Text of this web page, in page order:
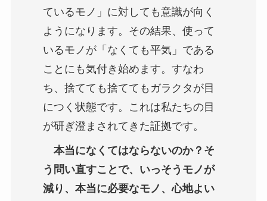
ているモノ」に対しても意識が向く
ようになります。その結果、使って
いるモノが「なくても平気」である
ことにも気付き始めます。すなわ
ち、捨てても捨ててもガラクタが目
につく状態です。これは私たちの目
が研ぎ澄まされてきた証拠です。
本当になくてはならないのか？そ
う問い直すことで、いっそうモノが
減り、本当に必要なモノ、心地よい